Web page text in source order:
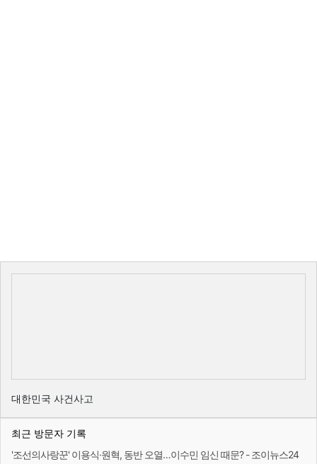
대한민국 사건사고
최근 방문자 기록
'조선의사랑꾼' 이용식·원혁, 동반 오열…이수민 임신 때문? - 조이뉴스24